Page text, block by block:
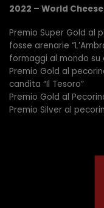
2022 – World
Premio Super Gold al
fosse arenarie
formaggi al mondo
Premio Gold al
candita “Il Tesoro”
Premio Gold al
Premio Silver al